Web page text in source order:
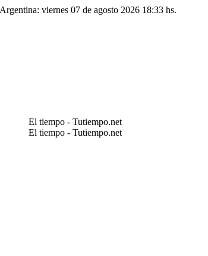
viernes 07 de agosto 2026 18:33 hs.
El tiempo - Tutiempo.net
El tiempo - Tutiempo.net